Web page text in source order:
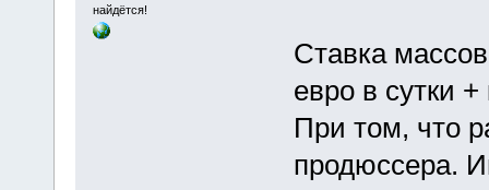
найдётся!
Ставка
евро в сутки
При том, что
продюссера.